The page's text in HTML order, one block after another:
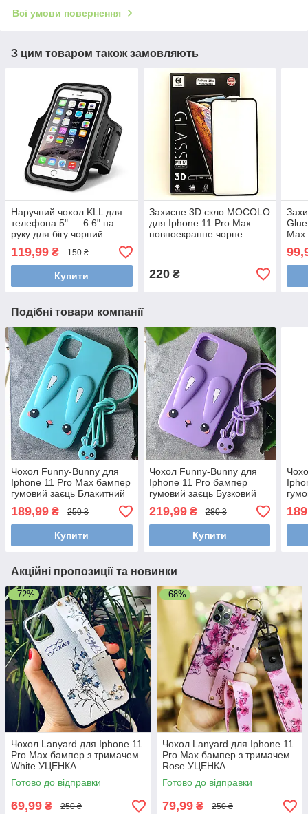
Всі умови повернення
З цим товаром також замовляють
Наручний чохол KLL для
телефона 5" — 6.6" на
руку для бігу чорний
119,99 ₴ 150 ₴
Купити
Захисне 3D скло MOCOLO
для Iphone 11 Pro Max
повноекранне чорне
220₴
Max
Подібні товари компанії
Чохол Funny-Bunny для
Iphone 11 Pro Max бампер
гумовий заєць Блакитний
189,99 ₴ 250 ₴
Купити
Чохол Funny-Bunny для
Iphone 11 Pro бампер
гумовий заєць Бузковий
219,99₴ 280 ₴
Купити
Акційні пропозиції та новинки
–72%
Чохол Lanyard для Iphone 11
Pro Max бампер з тримачем
White УЦЕНКА
Готово до відправки
69,99 ₴ 250 ₴
–68%
Чохол Lanyard для Iphone 11
Pro Max бампер з тримачем
Rose УЦЕНКА
Готово до відправки
79,99 ₴ 250 ₴